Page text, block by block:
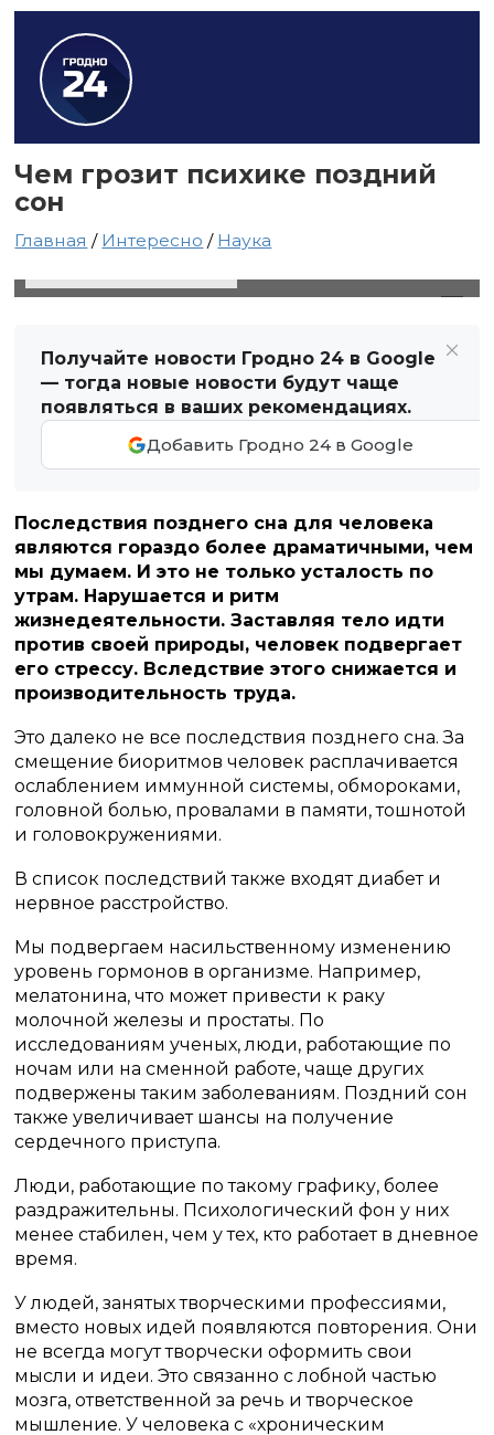
Чем грозит психике поздний
сон
Главная / Интересно / Наука
Получайте новости Гродно 24 в Google
— тогда новые новости будут чаще
появляться в ваших рекомендациях.
Добавить Гродно 24 в Google
Последствия позднего сна для человека
являются гораздо более драматичными, чем
мы думаем. И это не только усталость по
утрам. Нарушается и ритм
жизнедеятельности. Заставляя тело идти
против своей природы, человек подвергает
его стрессу. Вследствие этого снижается и
производительность труда.
Это далеко не все последствия позднего сна. За
смещение биоритмов человек расплачивается
ослаблением иммунной системы, обмороками,
головной болью, провалами в памяти, тошнотой
и головокружениями.
В список последствий также входят диабет и
нервное расстройство.
Мы подвергаем насильственному изменению
уровень гормонов в организме. Например,
мелатонина, что может привести к раку
молочной железы и простаты. По
исследованиям ученых, люди, работающие по
ночам или на сменной работе, чаще других
подвержены таким заболеваниям. Поздний сон
также увеличивает шансы на получение
сердечного приступа.
Люди, работающие по такому графику, более
раздражительны. Психологический фон у них
менее стабилен, чем у тех, кто работает в дневное
время.
У людей, занятых творческими профессиями,
вместо новых идей появляются повторения. Они
не всегда могут творчески оформить свои
мысли и идеи. Это связанно с лобной частью
мозга, ответственной за речь и творческое
мышление. У человека с «хроническим